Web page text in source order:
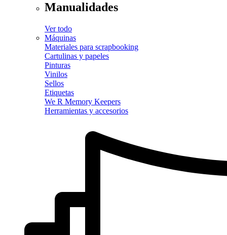
Manualidades
Ver todo
Máquinas
Materiales para scrapbooking
Cartulinas y papeles
Pinturas
Vinilos
Sellos
Etiquetas
We R Memory Keepers
Herramientas y accesorios